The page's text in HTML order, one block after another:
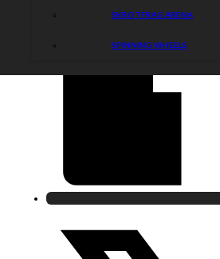
SKROTFRAG ARENA
SPINNING WHEELS